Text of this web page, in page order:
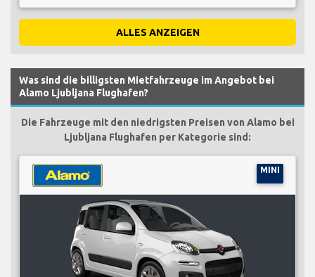
ALLES ANZEIGEN
Was sind die billigsten Mietfahrzeuge im Angebot bei
Alamo Ljubljana Flughafen?
Die Fahrzeuge mit den niedrigsten Preisen von Alamo bei
Ljubljana Flughafen per Kategorie sind:
MINI